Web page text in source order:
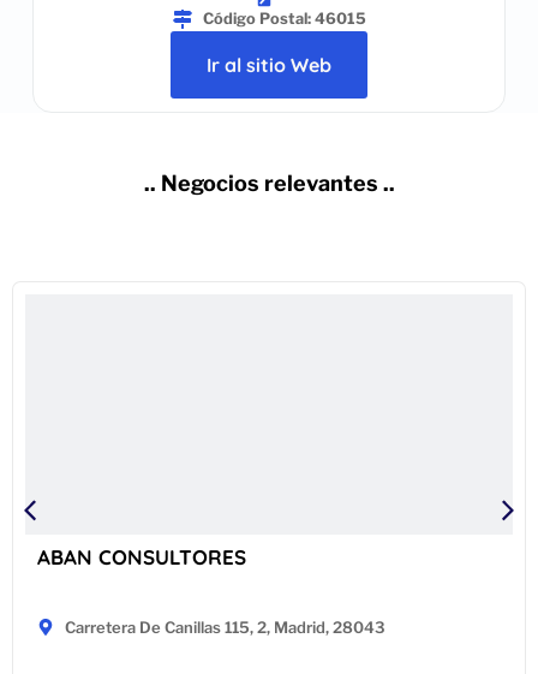
Código Postal: 46015
Ir al sitio Web
.. Negocios relevantes ..
ABAN CONSULTORES
Carretera De Canillas 115, 2, Madrid, 28043